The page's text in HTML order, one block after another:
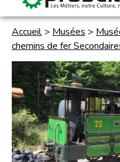
Accueil > Musées >
chemins de fer